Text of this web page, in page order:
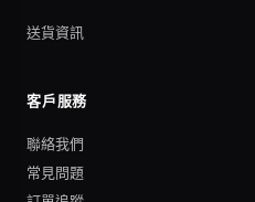
送貨資訊
客戶服務
聯絡我們
常見問題